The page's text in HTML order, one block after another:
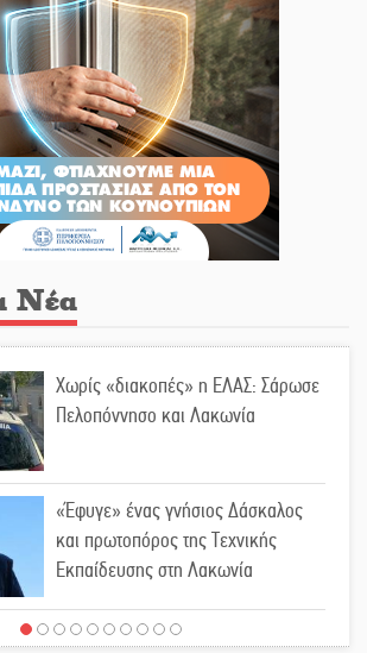
Νέα
Χωρίς «διακοπές» η ΕΛΑΣ: Σάρωσε
Πελοπόννησο και Λακωνία
«Έφυγε» ένας γνήσιος Δάσκαλος
και πρωτοπόρος της Τεχνικής
Εκπαίδευσης στη Λακωνία
«Κλειστά» ανοιχτά προαύλια στον